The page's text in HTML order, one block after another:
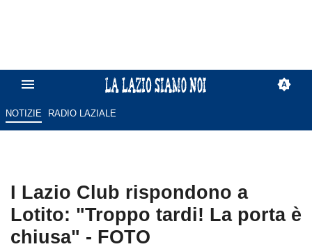
NOTIZIE RADIO LAZIALE
I Lazio Club rispondono a
Lotito: "Troppo tardi! La porta è
chiusa" - FOTO